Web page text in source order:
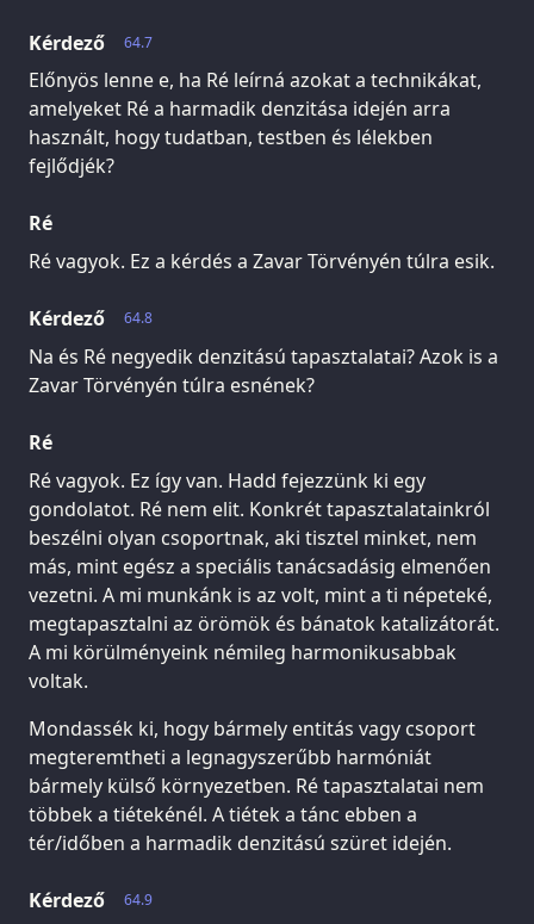
64.7
Kérdező
Előnyös lenne e, ha Ré leírná azokat a technikákat,
amelyeket Ré a harmadik denzitása idején arra
használt, hogy tudatban, testben és lélekben
fejlődjék?
Ré
Ré vagyok. Ez a kérdés a Zavar Törvényén túlra esik.
64.8
Kérdező
Na és Ré negyedik denzitású tapasztalatai? Azok is a
Zavar Törvényén túlra esnének?
Ré
Ré vagyok. Ez így van. Hadd fejezzünk ki egy
gondolatot. Ré nem elit. Konkrét tapasztalatainkról
beszélni olyan csoportnak, aki tisztel minket, nem
más, mint egész a speciális tanácsadásig elmenően
vezetni. A mi munkánk is az volt, mint a ti népeteké,
megtapasztalni az örömök és bánatok katalizátorát.
A mi körülményeink némileg harmonikusabbak
voltak.
Mondassék ki, hogy bármely entitás vagy csoport
megteremtheti a legnagyszerűbb harmóniát
bármely külső környezetben. Ré tapasztalatai nem
többek a tiétekénél. A tiétek a tánc ebben a
tér/időben a harmadik denzitású szüret idején.
64.9
Kérdező